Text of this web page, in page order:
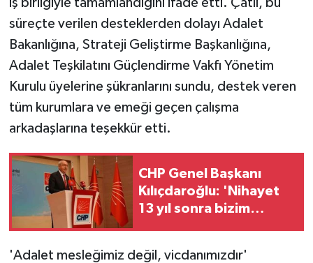
süreçte verilen desteklerden dolayı Adalet
Bakanlığına, Strateji Geliştirme Başkanlığına,
Adalet Teşkilatını Güçlendirme Vakfı Yönetim
Kurulu üyelerine şükranlarını sundu, destek veren
tüm kurumlara ve emeği geçen çalışma
arkadaşlarına teşekkür etti.
CHP Genel Başkanı
Kılıçdaroğlu: 'Nihayet
13 yıl sonra bizim
'Adalet mesleğimiz değil, vicdanımızdır'